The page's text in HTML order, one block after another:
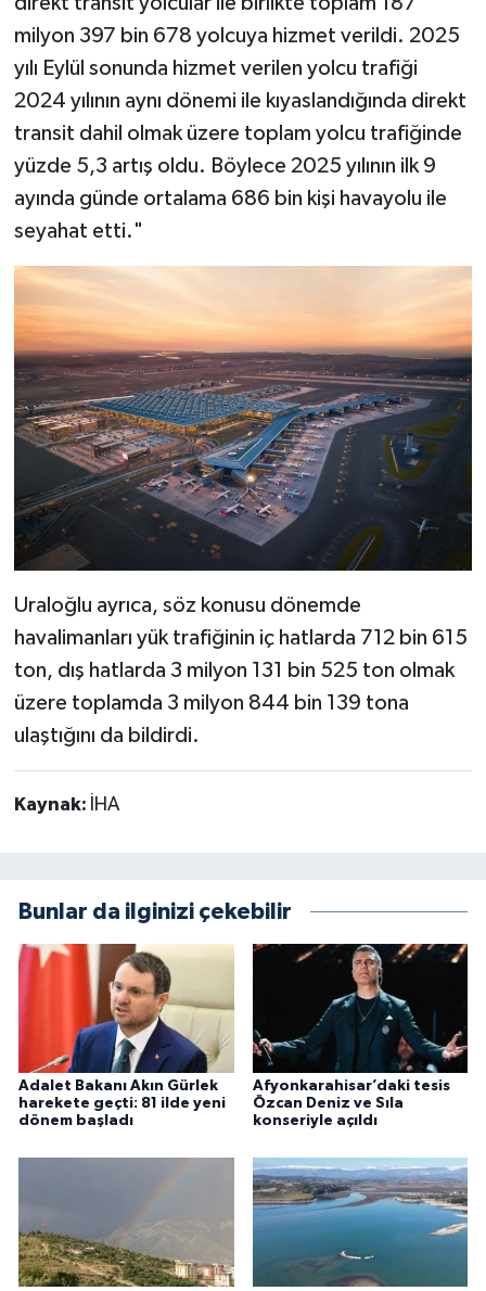
milyon 397 bin 678 yolcuya hizmet verildi. 2025
yılı Eylül sonunda hizmet verilen yolcu trafiği
2024 yılının aynı dönemi ile kıyaslandığında direkt
transit dahil olmak üzere toplam yolcu trafiğinde
yüzde 5,3 artış oldu. Böylece 2025 yılının ilk 9
ayında günde ortalama 686 bin kişi havayolu ile
seyahat etti."
Uraloğlu ayrıca, söz konusu dönemde
havalimanları yük trafiğinin iç hatlarda 712 bin 615
ton, dış hatlarda 3 milyon 131 bin 525 ton olmak
üzere toplamda 3 milyon 844 bin 139 tona
ulaştığını da bildirdi.
Kaynak: İHA
Bunlar da ilginizi çekebilir
Adalet Bakanı Akın Gürlek
harekete geçti: 81 ilde yeni
dönem başladı
Afyonkarahisar’daki tesis
Özcan Deniz ve Sıla
konseriyle açıldı